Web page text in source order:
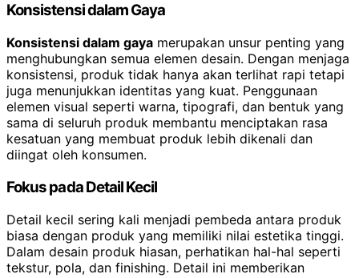
Konsistensi dalam Gaya
Konsistensi dalam gaya merupakan unsur penting yang
menghubungkan semua elemen desain. Dengan menjaga
konsistensi, produk tidak hanya akan terlihat rapi tetapi
juga menunjukkan identitas yang kuat. Penggunaan
elemen visual seperti warna, tipografi, dan bentuk yang
sama di seluruh produk membantu menciptakan rasa
kesatuan yang membuat produk lebih dikenali dan
diingat oleh konsumen.
Fokus pada Detail Kecil
Detail kecil sering kali menjadi pembeda antara produk
biasa dengan produk yang memiliki nilai estetika tinggi.
Dalam desain produk hiasan, perhatikan hal-hal seperti
tekstur, pola, dan finishing. Detail ini memberikan